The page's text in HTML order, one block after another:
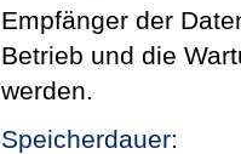
Empfänger der
Betrieb und die
werden.
Speicherdauer: